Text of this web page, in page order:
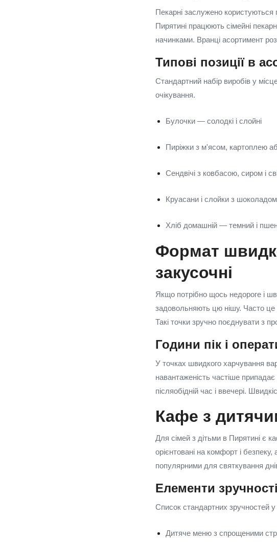
Пекарні заслужено користуються
Пирятині працюють сімейні
начинками. Вранці асортимент
Типові позиції в
Стандартний набір виробів у
очікування.
Булочки — солодкі і слойні
Пиріжки з м'ясом, картоплею
Сендвічі з ковбасою, сиром і
Круасани і слойки з
Хліб домашній — темний і
Формат
закусочні
Якщо потрібно щось недороге і
задовольняють цю нішу. Часто це
Такі точки зручно поєднувати з
Години пік і
У точках швидкого харчування
навантаженість частіше
післяобідній час і ввечері.
Кафе з
Для сімей з дітьми в Пирятині є
орієнтовані на комфорт і безпеку,
популярними для святкування
Елементи
Список стандартних зручностей
Дитяче меню з спрощеними